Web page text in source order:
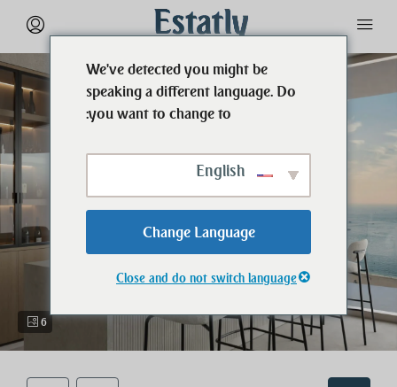
6
We've detected you might be
speaking a different language. Do
you want to change to:
Change Language
Close and do not switch language